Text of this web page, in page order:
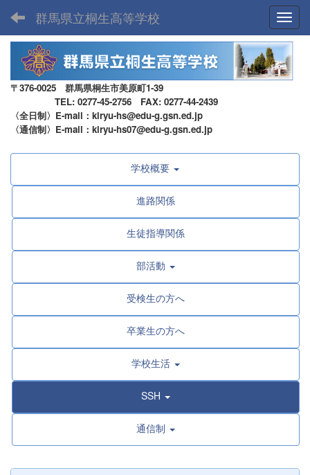
群馬県立桐生高等学校
〒376-0025 群馬県桐生市美原町1-39
TEL: 0277-45-2756 FAX: 0277-44-2439
〈全日制〉E-mail：kiryu-hs@edu-g.gsn.ed.jp
〈通信制〉E-mail：kiryu-hs07@edu-g.gsn.ed.jp
学校概要
進路関係
生徒指導関係
部活動
受検生の方へ
卒業生の方へ
学校生活
SSH
通信制